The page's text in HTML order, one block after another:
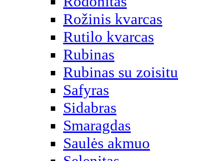
Rožinis kvarcas
Rutilo kvarcas
Rubinas
Rubinas su zoisitu
Safyras
Sidabras
Smaragdas
Saulės akmuo